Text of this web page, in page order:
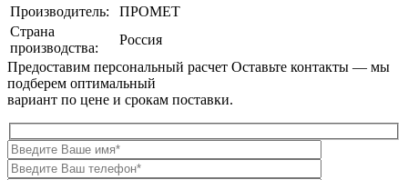
Производитель:
ПРОМЕТ
Страна
производства:
Россия
Предоставим персональный расчет Оставьте контакты — мы
подберем оптимальный
вариант по цене и срокам поставки.